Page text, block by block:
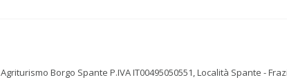
Agriturismo Borgo Spante P.IVA IT00495050551, Località Spante -